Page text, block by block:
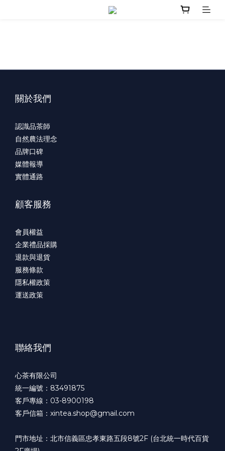
關於我們
認識品茶師
自然農法理念
品牌口碑
媒體報導
實體通路
顧客服務
會員權益
企業禮品採購
退款與退貨
服務條款
隱私權政策
運送政策
聯絡我們
心茶有限公司
統一編號：83491875
客戶專線：03-8900198
客戶信箱：xintea.shop@gmail.com
門市地址：北市信義區忠孝東路五段8號2F (台北統一時代百貨